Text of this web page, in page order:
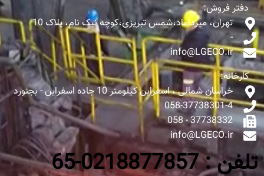
دفتر فروش:
تهران، میرداماد،شمس تبریزی،کوچه نیک نام، پلاک 10
-
info@LGECO.ir
کارخانه:
خراسان شمالی ، اسفراین کیلومتر 10 جاده اسفراین - بجنورد
058-37738301-4
37738332 - 058
info@LGECO.ir
تلفن : 0218877857-65